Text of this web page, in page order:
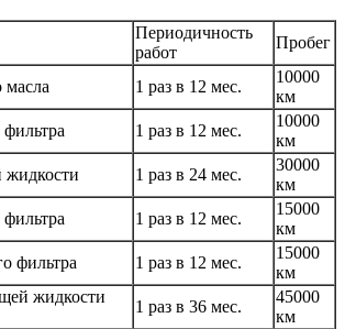
Периодичность
работ
Пробег
масла 1 раз в 12 мес.
10000
км
1 раз в 12 мес.
10000
км
жидкости
1 раз в 24 мес.
30000
км
1 раз в 12 мес.
15000
км
фильтра
1 раз в 12 мес.
15000
км
жидкости
1 раз в 36 мес.
45000
км